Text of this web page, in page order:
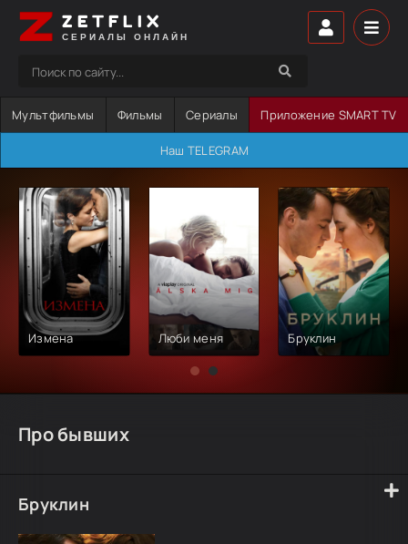
ZETFLIX
СЕРИАЛЫ ОНЛАЙН
Мультфильмы Фильмы Сериалы Приложение SMART TV
Наш TELEGRAM
Измена Люби меня Бруклин
Про бывших
Бруклин